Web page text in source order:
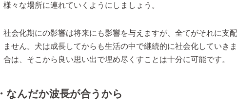
様々な場所に連れていくようにしましょう。
社会化期にの影響は将来にも影響を与えますが、全てがそれに支
ません。犬は成長してからも生活の中で継続的に社会化していき
合は、そこから良い思い出で埋め尽くすことは十分に可能です。
・なんだか波長が合うから